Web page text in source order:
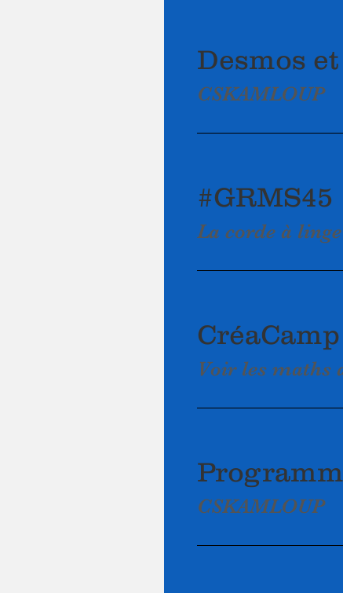
Desmos
CSKAMLOUP
#GRMS45
La corde à
Voir les maths
CSKAMLOUP